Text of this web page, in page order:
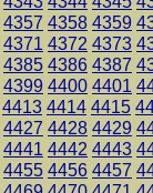
4357 4358 4359
4371 4372 4373
4385 4386 4387
4399 4400 4401
4413 4414 4415
4427 4428 4429
4441 4442 4443
4455 4456 4457